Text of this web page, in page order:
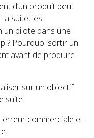
d’un produit peut
suite, les
un pilote dans une
? Pourquoi sortir un
avant de produire
sur un objectif
suite.
commerciale et